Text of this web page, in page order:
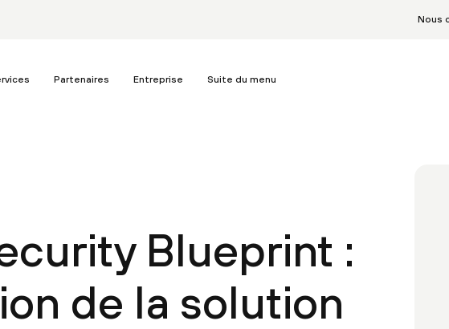
Nous
Partenaires Entreprise Suite du menu
Blueprint :
de la solution